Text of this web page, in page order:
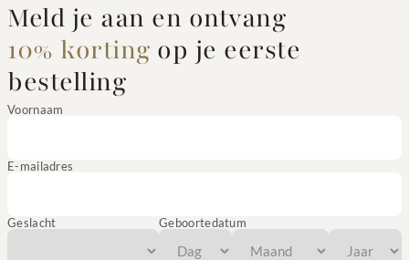
Meld je aan en ontvang
10% korting op je eerste
bestelling
Voornaam
E-mailadres
Geslacht Geboortedatum